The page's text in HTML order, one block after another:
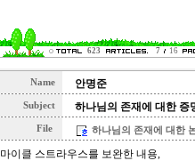
623 7 16
Name 안명준
Subject 하나님의 존재에 대한 증
File 하나님의 존재에 대한
마이클 스트라우스를 보완한 내용,